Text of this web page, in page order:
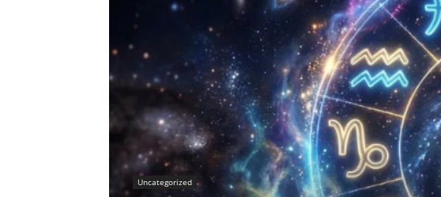
Uncategorized